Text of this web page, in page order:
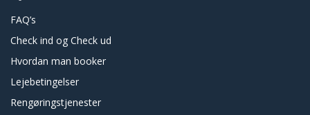
FAQ’s
Check ind og Check ud
Hvordan man booker
Lejebetingelser
Rengøringstjenester